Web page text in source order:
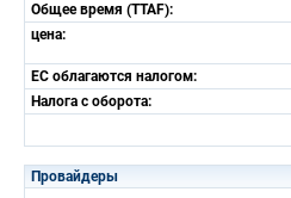
Общее время (TTAF):
цена:
ЕС облагаются налогом:
Налога с оборота:
Провайдеры